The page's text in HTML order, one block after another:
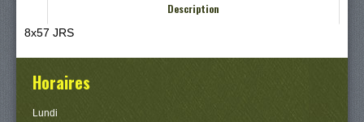
Description
8x57 JRS
Horaires
Lundi